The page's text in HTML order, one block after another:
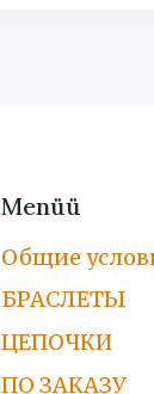
Menüü
Общие
БРАСЛЕТЫ
ЦЕПОЧКИ
ПО ЗАКАЗУ